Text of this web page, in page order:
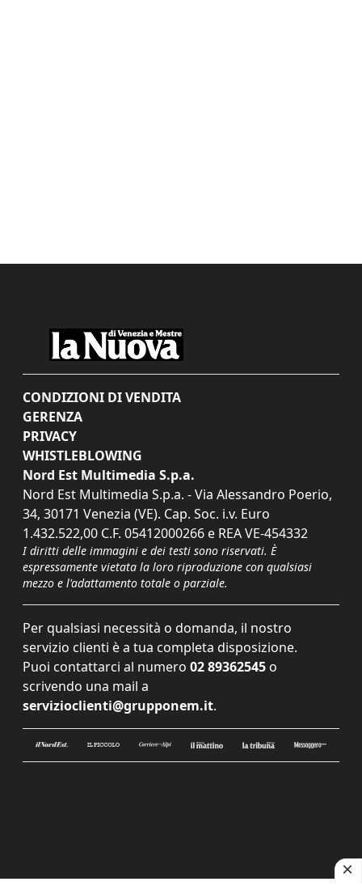
CONDIZIONI DI VENDITA
GERENZA
PRIVACY
WHISTLEBLOWING
Nord Est Multimedia S.p.a.
Nord Est Multimedia S.p.a. - Via Alessandro Poerio,
34, 30171 Venezia (VE). Cap. Soc. i.v. Euro
1.432.522,00 C.F. 05412000266 e REA VE-454332
I diritti delle immagini e dei testi sono riservati. È
espressamente vietata la loro riproduzione con qualsiasi
mezzo e l'adattamento totale o parziale.
Per qualsiasi necessità o domanda, il nostro
servizio clienti è a tua completa disposizione.
Puoi contattarci al numero 02 89362545 o
scrivendo una mail a
servizioclienti@grupponem.it.